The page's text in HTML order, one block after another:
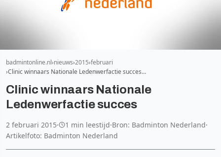
badmintonline.nl nieuws 2015 februari
Clinic winnaars Nationale Ledenwerfactie succes…
Clinic winnaars Nationale
Ledenwerfactie succes
2 februari 2015· 1 min leestijd·Bron: Badminton Nederland·
Artikelfoto: Badminton Nederland